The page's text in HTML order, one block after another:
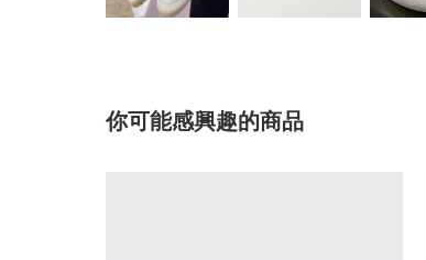
你可能感興趣的商品